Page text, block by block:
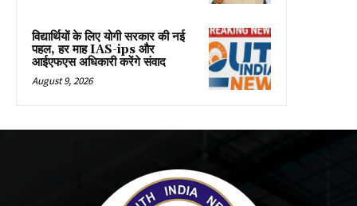
विद्यार्थियों के लिए योगी सरकार की नई
पहल, हर माह IAS-ips और
आईएफएस अधिकारी करेंगे संवाद
August 9, 2026